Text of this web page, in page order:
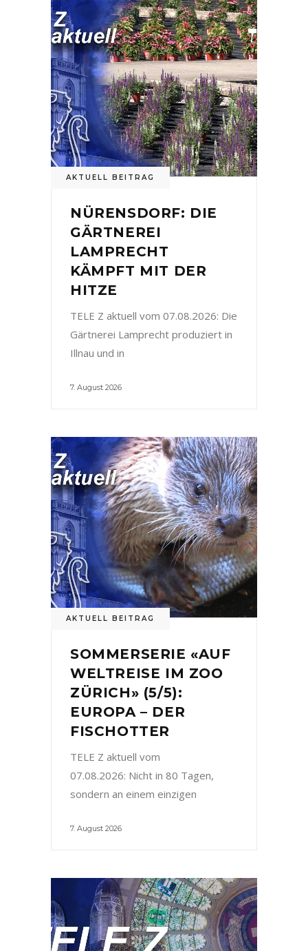
AKTUELL BEITRAG
NÜRENSDORF: DIE
GÄRTNEREI
LAMPRECHT
KÄMPFT MIT DER
HITZE
TELE Z aktuell vom 07.08.2026: Die
Gärtnerei Lamprecht produziert in
Illnau und in
7. August 2026
AKTUELL BEITRAG
SOMMERSERIE «AUF
WELTREISE IM ZOO
ZÜRICH» (5/5):
EUROPA – DER
FISCHOTTER
TELE Z aktuell vom
07.08.2026: Nicht in 80 Tagen,
sondern an einem einzigen
7. August 2026